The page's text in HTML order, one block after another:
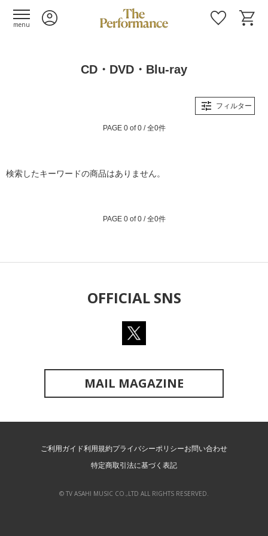
menu
CD・DVD・Blu-ray
フィルター
PAGE 0 of 0 / 全0件
検索したキーワードの商品はありません。
PAGE 0 of 0 / 全0件
OFFICIAL SNS
MAIL MAGAZINE
ご利用ガイド利用規約プライバシーポリシーお問い合わせ
特定商取引法に基づく表記
© TV ASAHI MUSIC CO.,LTD ALL RIGHTS RESERVED.